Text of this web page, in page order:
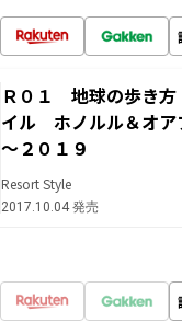
Ｒ０１ 地球の歩き
イル ホノルル＆オ
～２０１９
Resort Style
2017.10.04 発売